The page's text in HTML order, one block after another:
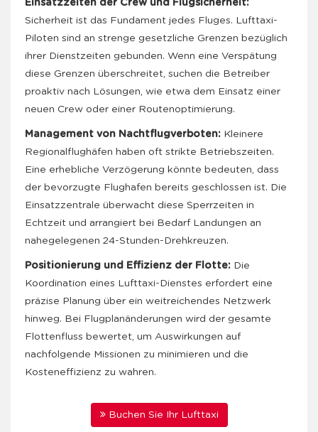
Einsatzzeiten der Crew und Flugsicherheit:
Sicherheit ist das Fundament jedes Fluges. Lufttaxi-
Piloten sind an strenge gesetzliche Grenzen bezüglich
ihrer Dienstzeiten gebunden. Wenn eine Verspätung
diese Grenzen überschreitet, suchen die Betreiber
proaktiv nach Lösungen, wie etwa dem Einsatz einer
neuen Crew oder einer Routenoptimierung.
Management von Nachtflugverboten: Kleinere
Regionalflughäfen haben oft strikte Betriebszeiten.
Eine erhebliche Verzögerung könnte bedeuten, dass
der bevorzugte Flughafen bereits geschlossen ist. Die
Einsatzzentrale überwacht diese Sperrzeiten in
Echtzeit und arrangiert bei Bedarf Landungen an
nahegelegenen 24-Stunden-Drehkreuzen.
Positionierung und Effizienz der Flotte: Die
Koordination eines Lufttaxi-Dienstes erfordert eine
präzise Planung über ein weitreichendes Netzwerk
hinweg. Bei Flugplanänderungen wird der gesamte
Flottenfluss bewertet, um Auswirkungen auf
nachfolgende Missionen zu minimieren und die
Kosteneffizienz zu wahren.
Buchen Sie Ihr Lufttaxi